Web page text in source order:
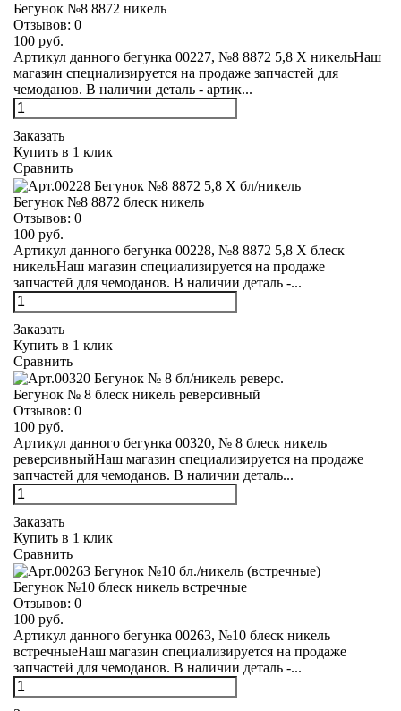
Бегунок №8 8872 никель
Отзывов: 0
100 руб.
Артикул данного бегунка 00227, №8 8872 5,8 Х никельНаш
магазин специализируется на продаже запчастей для
чемоданов. В наличии деталь - артик...
Заказать
Купить в 1 клик
Сравнить
Бегунок №8 8872 блеск никель
Отзывов: 0
100 руб.
Артикул данного бегунка 00228, №8 8872 5,8 Х блеск
никельНаш магазин специализируется на продаже
запчастей для чемоданов. В наличии деталь -...
Заказать
Купить в 1 клик
Сравнить
Бегунок № 8 блеск никель реверсивный
Отзывов: 0
100 руб.
Артикул данного бегунка 00320, № 8 блеск никель
реверсивныйНаш магазин специализируется на продаже
запчастей для чемоданов. В наличии деталь...
Заказать
Купить в 1 клик
Сравнить
Бегунок №10 блеск никель встречные
Отзывов: 0
100 руб.
Артикул данного бегунка 00263, №10 блеск никель
встречныеНаш магазин специализируется на продаже
запчастей для чемоданов. В наличии деталь -...